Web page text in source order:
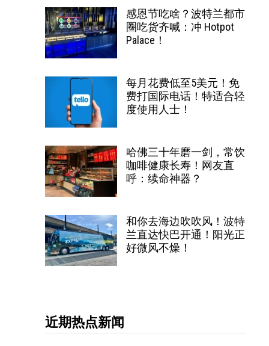
感恩节吃啥？波特兰都市
圈吃货齐喊：冲 Hotpot
Palace！
每月花费低至5美元！免
费打国际电话！特适合轻
度使用人士！
哈佛三十年磨一剑，常饮
咖啡健康长寿！网友直
呼：续命神器？
和你去海边吹吹风！波特
兰直达快巴开通！阳光正
好微风不燥！
近期热点新闻